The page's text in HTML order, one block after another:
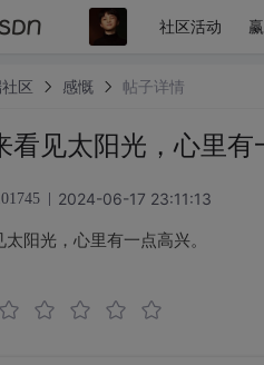
社区活动
区 感慨 帖子详情
看见太阳光，心里有
2024-06-17 23:11:13
阳光，心里有一点高兴。